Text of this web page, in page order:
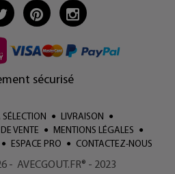
sécurisé
LIVRAISON
VENTE
MENTIONS LÉGALES
ESPACE PRO CONTACTEZ-NOUS
- AVECGOUT.FR® - 2023